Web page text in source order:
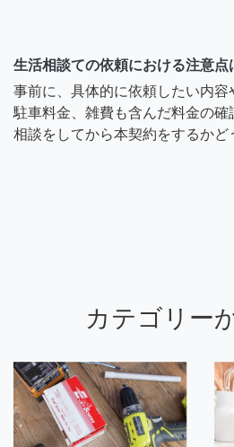
生活相談ての依頼における注意点
事前に、具体的に依頼したい内
駐車料金、雑費も含んだ料金の確
相談をしてから本契約をするかど
カテゴリー